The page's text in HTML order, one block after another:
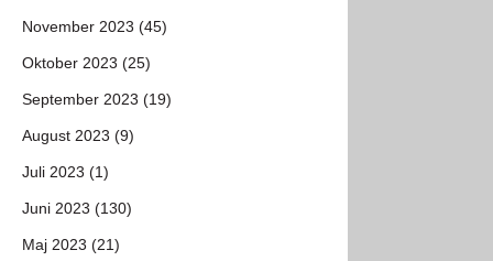
November 2023 (45)
Oktober 2023 (25)
September 2023 (19)
August 2023 (9)
Juli 2023 (1)
Juni 2023 (130)
Maj 2023 (21)